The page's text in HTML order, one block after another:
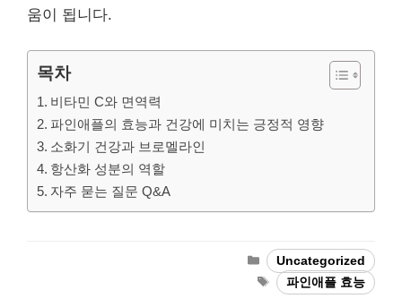
움이 됩니다.
목차
비타민 C와 면역력
파인애플의 효능과 건강에 미치는 긍정적 영향
소화기 건강과 브로멜라인
항산화 성분의 역할
자주 묻는 질문 Q&A
Categories
Uncategorized
Tags
파인애플 효능